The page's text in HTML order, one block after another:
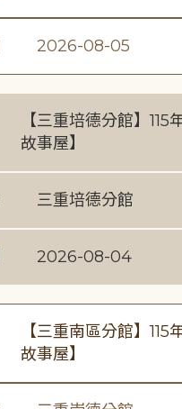
2026-08-05
【三重培德分館】115
故事屋】
三重培德分館
2026-08-04
【三重南區分館】115
故事屋】